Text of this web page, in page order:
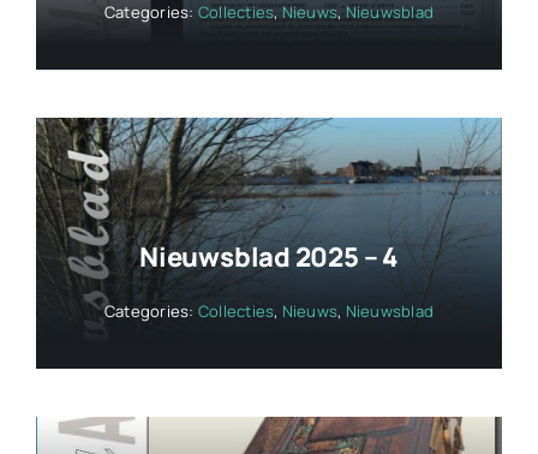
Categories: Collecties, Nieuws, Nieuwsblad
Nieuwsblad 2025 – 4
Categories: Collecties, Nieuws, Nieuwsblad